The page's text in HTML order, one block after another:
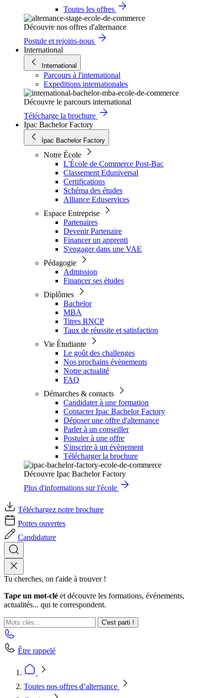
Toutes les offres
Découvre nos offres d'alternance
Postule et rejoins-nous
International
International
Parcours à l'international
Expeditions internationales
Découvre le parcours international
Télécharge la brochure
Ipac Bachelor Factory
Ipac Bachelor Factory
Notre École
L'École de Commerce Post-Bac
Classement Eduniversal
Certifications
Schéma des études
Alliance Eduservices
Espace Entreprise
Partenaires
Devenir Partenaire
Financer un apprenti
S'engager dans une VAE
Pédagogie
Admission
Financer ses études
Diplômes
Bachelor
MBA
Titres RNCP
Taux de réussite et satisfaction
Vie Étudiante
Le goût des challenges
Nos prochains évènements
Notre actualité
FAQ
Démarches & contacts
Candidater à une formation
Contacter Ipac Bachelor Factory
Déposer une offre d'alternance
Parler à un conseiller
Postuler à une offre
S'inscrire à un évènement
Télécharger la brochure
Découvre Ipac Bachelor Factory
Plus d'informations sur l'école
Téléchargez notre brochure
Portes ouvertes
Candidature
Tu cherches, on t'aide à trouver !
Tape un mot-clé et découvre les formations, événements,
actualités... qui te correspondent.
C'est parti !
Être rappelé
Toutes nos offres d’alternance